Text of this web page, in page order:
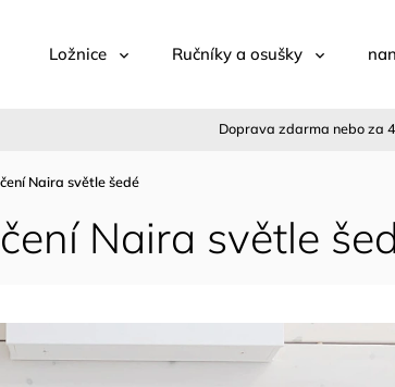
Ložnice Ručníky a osušky
Doprava zdarma nebo za
Naira světle šedé
Naira světle